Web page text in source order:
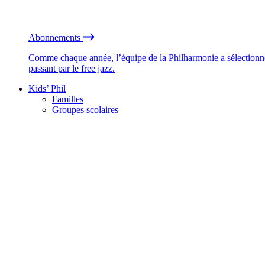
Abonnements
Comme chaque année, l’équipe de la Philharmonie a
passant par le free jazz.
Kids’ Phil
Familles
Groupes scolaires